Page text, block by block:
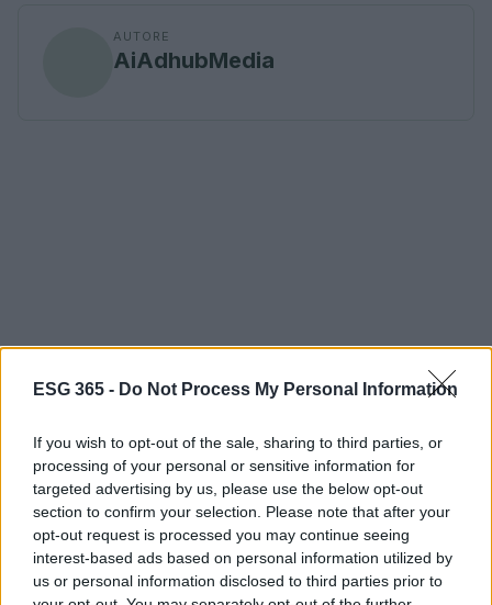
ESG 365 - Do Not Process My Personal Information
If you wish to opt-out of the sale, sharing to third parties, or
processing of your personal or sensitive information for
targeted advertising by us, please use the below opt-out
section to confirm your selection. Please note that after your
opt-out request is processed you may continue seeing
interest-based ads based on personal information utilized by
us or personal information disclosed to third parties prior to
AUTORE
AiAdhubMedia